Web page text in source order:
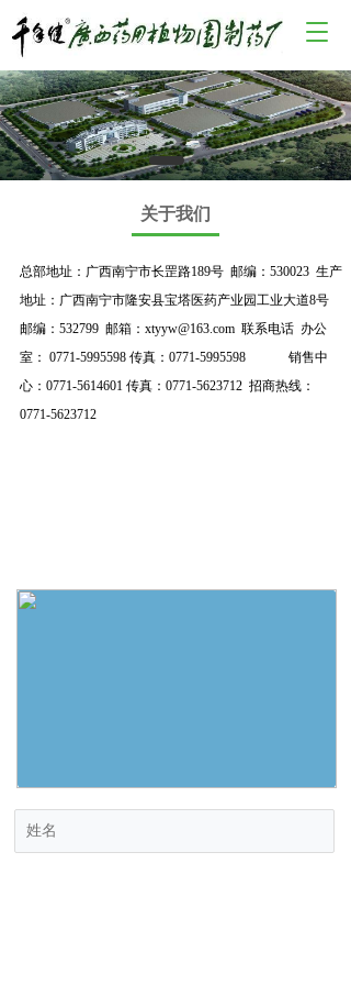
T
g
g
l
e
n
a
a
t
i
o
n
关于我们
总部地址：广西南宁市长罡路189号  邮编：530023  生产
地址：广西南宁市隆安县宝塔医药产业园工业大道8号
邮编：532799  邮箱：xtyyw@163.com  联系电话  办公
室： 0771-5995598 传真： 0771-5995598
             销售中
心： 0771-5614601 传真： 0771-5623712
0771-5623712